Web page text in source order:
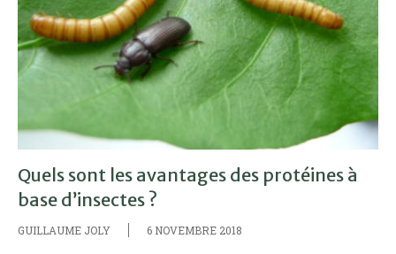
Quels sont les avantages des protéines à
base d’insectes ?
GUILLAUME JOLY 6 NOVEMBRE 2018